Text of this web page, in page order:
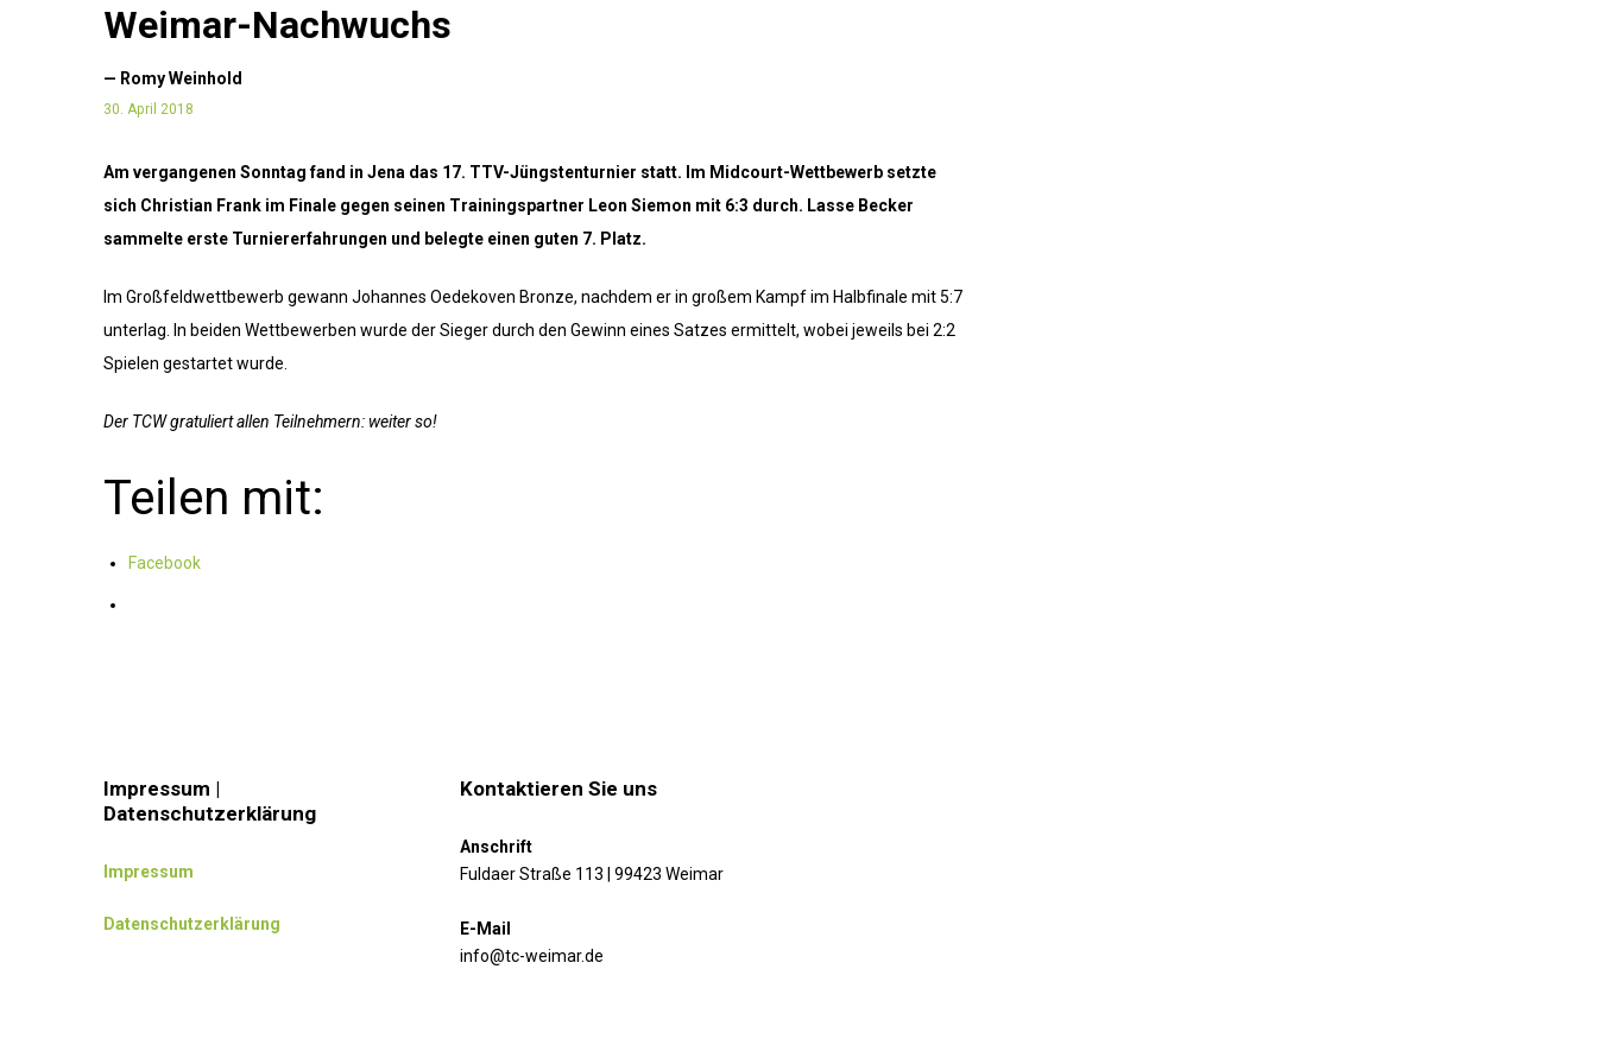
Weimar-Nachwuchs
— Romy Weinhold
30. April 2018
Am vergangenen Sonntag fand in Jena das 17. TTV-Jüngstenturnier statt. Im Midcourt-Wettbewerb setzte
sich Christian Frank im Finale gegen seinen Trainingspartner Leon Siemon mit 6:3 durch. Lasse Becker
sammelte erste Turniererfahrungen und belegte einen guten 7. Platz.
Im Großfeldwettbewerb gewann Johannes Oedekoven Bronze, nachdem er in großem Kampf im Halbfinale mit 5:7
unterlag. In beiden Wettbewerben wurde der Sieger durch den Gewinn eines Satzes ermittelt, wobei jeweils bei 2:2
Spielen gestartet wurde.
Der TCW gratuliert allen Teilnehmern: weiter so!
Teilen mit:
Facebook
Impressum |
Datenschutzerklärung
Impressum
Datenschutzerklärung
Kontaktieren Sie uns
Anschrift
Fuldaer Straße 113 | 99423 Weimar
E-Mail
info@tc-weimar.de